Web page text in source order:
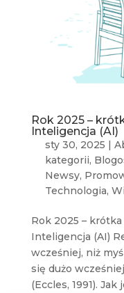
Rok 2025 –
Inteligencja (AI)
sty 30, 2025 |
kategorii,
Newsy,
Technologia,
Rok 2025 –
Inteligencja (AI)
wcześniej, niż
się dużo
(Eccles, 1991).